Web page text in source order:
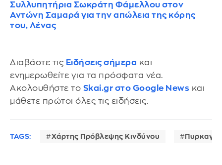
Συλλυπητήρια Σωκράτη Φάμελλου στον
Αντώνη Σαμαρά για την απώλεια της κόρης
του, Λένας
Διαβάστε τις Ειδήσεις σήμερα και
ενημερωθείτε για τα πρόσφατα νέα.
Ακολουθήστε το Skai.gr στο Google News και
μάθετε πρώτοι όλες τις ειδήσεις.
TAGS: Χάρτης Πρόβλεψης Κινδύνου Πυρκαγιά